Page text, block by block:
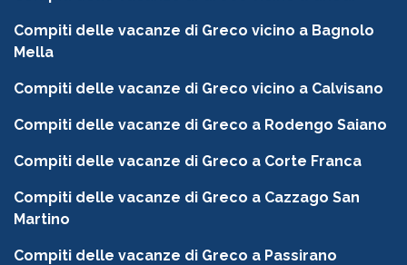
Compiti delle vacanze di Greco vicino a Bagnolo
Mella
Compiti delle vacanze di Greco vicino a Calvisano
Compiti delle vacanze di Greco a Rodengo Saiano
Compiti delle vacanze di Greco a Corte Franca
Compiti delle vacanze di Greco a Cazzago San
Martino
Compiti delle vacanze di Greco a Passirano